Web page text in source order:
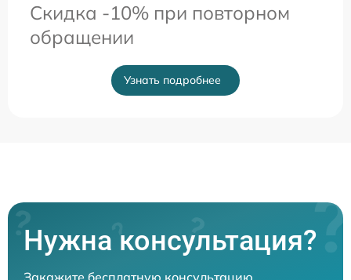
Скидка -10% при повторном
обращении
Узнать подробнее
Нужна консультация?
Закажите бесплатную консультацию